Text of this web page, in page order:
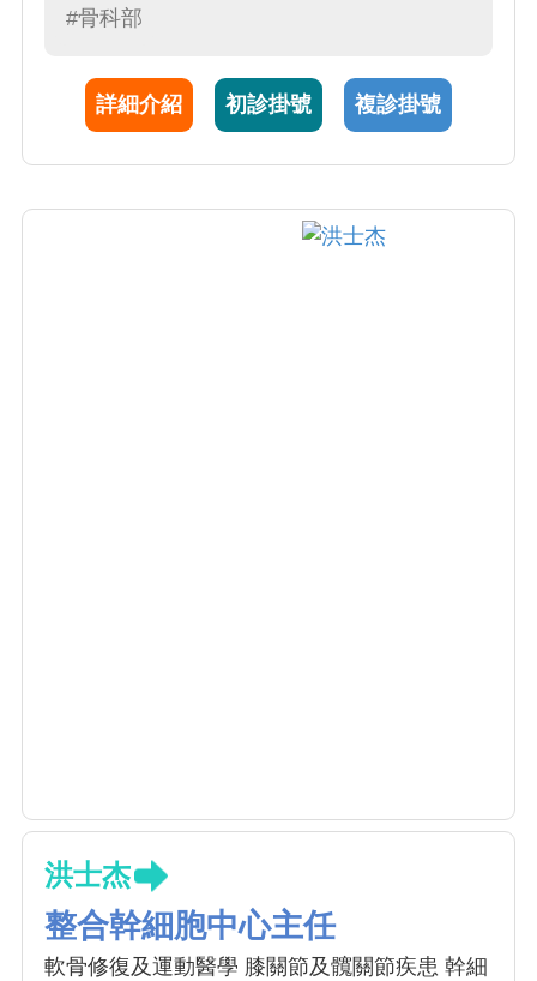
心專業與創新成就 • 精準醫療先驅： 2015 年發
HTO)，榮獲第 15 屆國家新創獎。 • 機械手臂
權威： 2015 年首批赴美受訓 MAKO 機械手臂
髖關節置換 (DAA-THR)，累積病例超過 1500
例（全台最多），並主持逾 30 場國內外訓練
#骨科部
詳細介紹 初診掛號 複診掛號
洪士杰
整合幹細胞中心主任
軟骨修復及運動醫學 膝關節及髖關節疾患 幹細